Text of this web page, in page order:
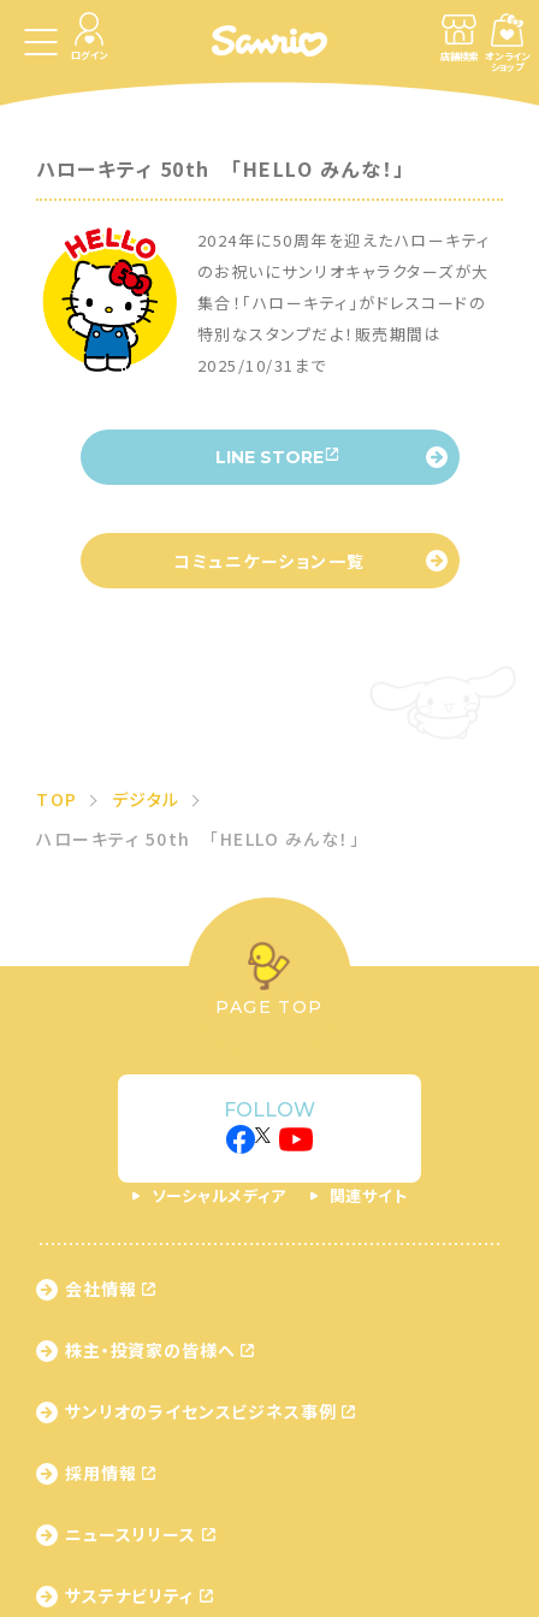
ログイン 店舗検索 オンライン
ショップ
ハローキティ 50th 「HELLO みんな！」
2024年に50周年を迎えたハローキティ
のお祝いにサンリオキャラクターズが大
集合！「ハローキティ」がドレスコードの
特別なスタンプだよ！販売期間は
2025/10/31まで
LINE STORE
コミュニケーション一覧
TOP
デジタル
ハローキティ 50th 「HELLO みんな！」
PAGE TOP
FOLLOW
ソーシャルメディア 関連サイト
会社情報
株主・投資家の皆様へ
サンリオのライセンス ビジネス事例
採用情報
ニュースリリース
サステナビリティ